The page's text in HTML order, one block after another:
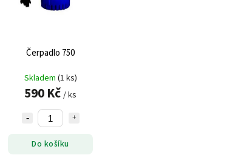
Čerpadlo 750
Skladem (1 ks)
590 Kč / ks
Do košíku